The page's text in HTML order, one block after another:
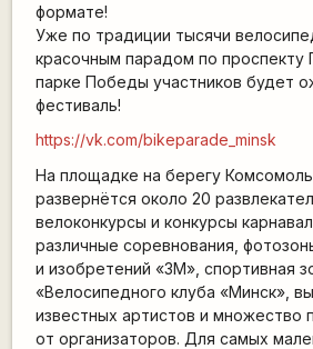
формате!
Уже по традиции тысячи
красочным парадом по проспекту
парке Победы участников будет
фестиваль!
https://vk.com/bikeparade_minsk
На площадке на берегу
развернётся около 20
велоконкурсы и конкурсы
различные соревнования,
и изобретений «3М», спортивная
«Велосипедного клуба «Минск»,
известных артистов и множество
от организаторов. Для самых